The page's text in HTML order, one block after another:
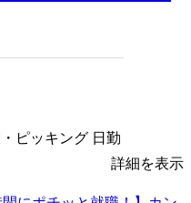
ピッキング 日勤
詳細を表示